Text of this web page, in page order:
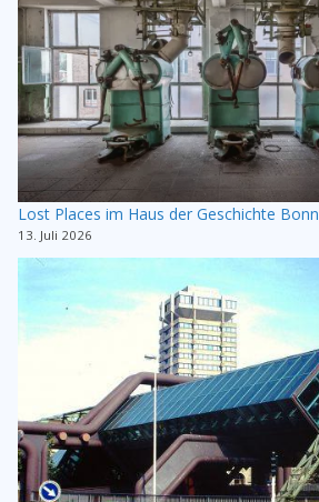
Lost Places im Haus der Geschichte Bonn
13. Juli 2026